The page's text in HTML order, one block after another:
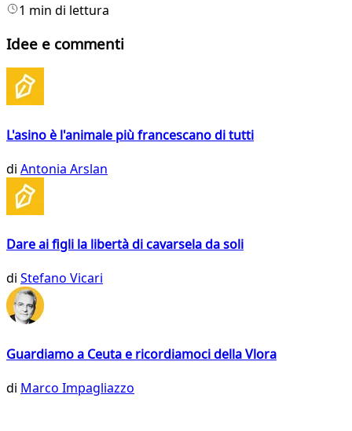
1 min di lettura
Idee e commenti
L'asino è l'animale più francescano di tutti
di Antonia Arslan
Dare ai figli la libertà di cavarsela da soli
di Stefano Vicari
Guardiamo a Ceuta e ricordiamoci della Vlora
di Marco Impagliazzo